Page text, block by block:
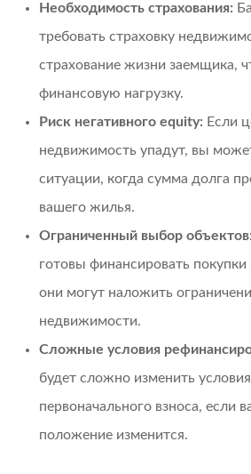
Необходимость страхования:
требовать страховку
страхование жизни заемщика,
финансовую нагрузку.
Риск негативного equity: Если
недвижимость упадут, вы
ситуации, когда сумма долга
вашего жилья.
Ограниченный выбор объектов:
готовы финансировать
они могут наложить
недвижимости.
Сложные условия
будет сложно изменить
первоначального взноса, если
положение изменится.